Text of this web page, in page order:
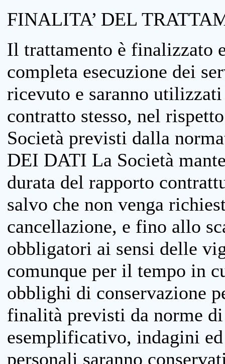
FINALITA’ DEL
Il trattamento è finalizzato
completa esecuzione dei
ricevuto e saranno
contratto stesso, nel
Società previsti dalla
DEI DATI La Società
durata del rapporto
salvo che non venga
cancellazione, e fino allo
obbligatori ai sensi delle
comunque per il tempo in
obblighi di conservazione
finalità previsti da norme
esemplificativo, indagini
personali saranno